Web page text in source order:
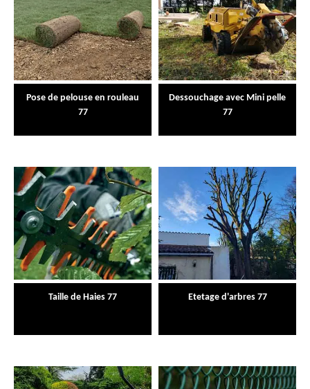
Pose de pelouse en rouleau
77
Dessouchage avec Mini pelle
77
Taille de Haies 77 Etetage d'arbres 77